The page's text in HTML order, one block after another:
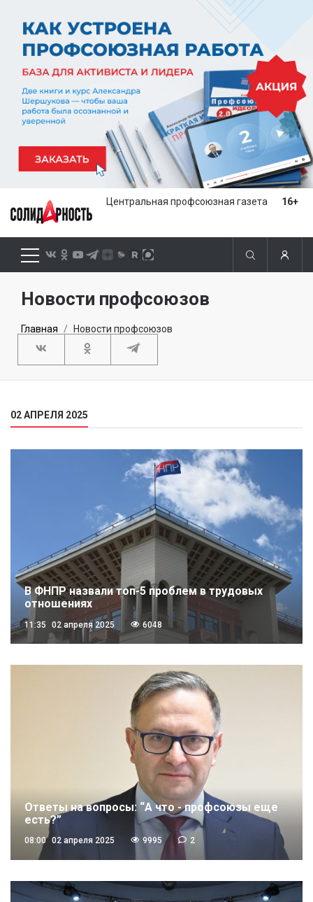
Центральная профсоюзная газета 16+
Новости профсоюзов
Главная Новости профсоюзов
02 АПРЕЛЯ 2025
В ФНПР назвали топ-5 проблем в трудовых
отношениях
11:35 02 апреля 2025 6048
Ответы на вопросы: “А что - профсоюзы еще
есть?”
08:00 02 апреля 2025 9995 2